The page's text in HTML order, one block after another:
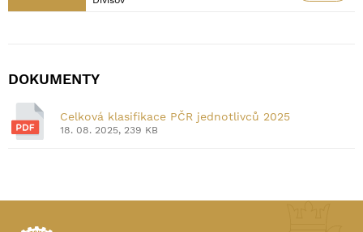
DOKUMENTY
Celková klasifikace PČR jednotlivců 2025
18. 08. 2025, 239 KB